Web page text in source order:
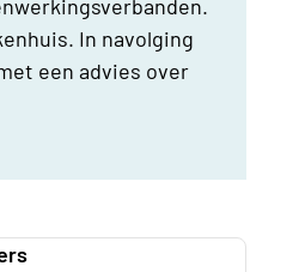
In navolging
een advies over